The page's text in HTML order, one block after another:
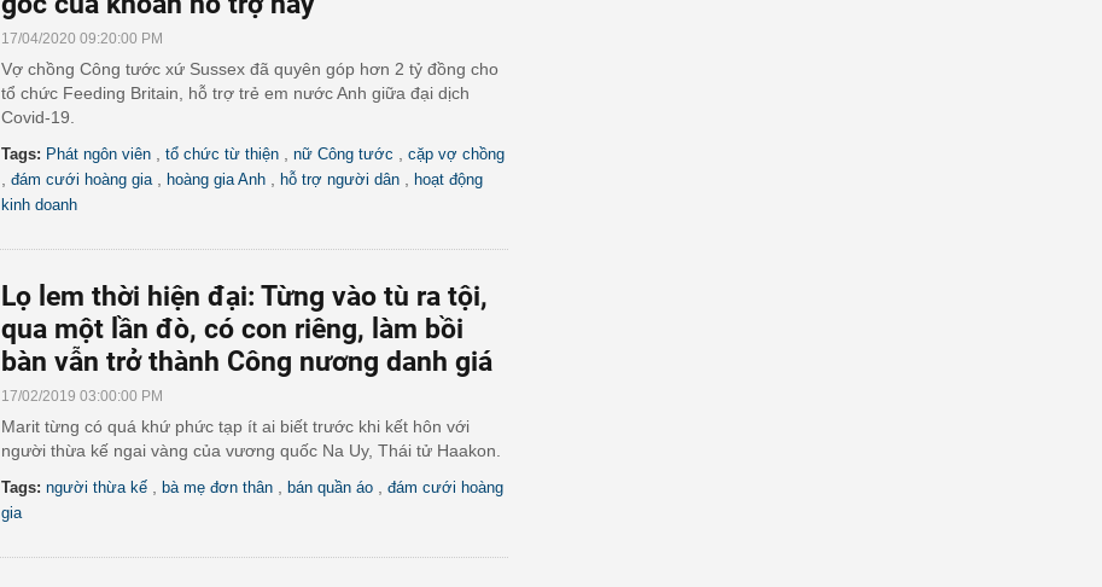
17/04/2020 09:20:00 PM
Vợ chồng Công tước xứ Sussex đã quyên góp hơn 2 tỷ đồng cho
tổ chức Feeding Britain, hỗ trợ trẻ em nước Anh giữa đại dịch
Covid-19.
Tags: Phát ngôn viên tổ chức từ thiện nữ Công tước cặp vợ chồng
đám cưới hoàng gia hoàng gia Anh hỗ trợ người dân
hoạt động
kinh doanh
Lọ lem thời hiện đại: Từng vào tù ra tội,
qua một lần đò, có con riêng, làm bồi
bàn vẫn trở thành Công nương danh giá
17/02/2019 03:00:00 PM
Marit từng có quá khứ phức tạp ít ai biết trước khi kết hôn với
người thừa kế ngai vàng của vương quốc Na Uy, Thái tử Haakon.
Tags: người thừa kế bà mẹ đơn thân bán quần áo
đám cưới hoàng
gia